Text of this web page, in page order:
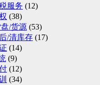
服务 (12)
(38)
/货源 (53)
/清库存 (17)
(14)
(9)
(12)
(34)